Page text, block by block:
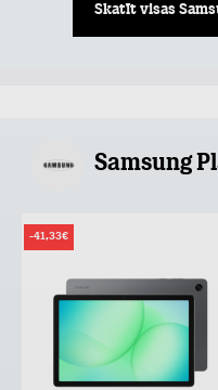
Skatīt visas
Samsung
-41,33€